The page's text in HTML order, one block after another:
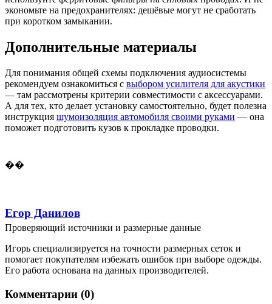
экономьте на предохранителях: дешёвые могут не сработать
при коротком замыкании.
Дополнительные материалы
Для понимания общей схемы подключения аудиосистемы
рекомендуем ознакомиться с выбором усилителя для акустики
— там рассмотрены критерии совместимости с аксессуарами.
А для тех, кто делает установку самостоятельно, будет полезна
инструкция шумоизоляция автомобиля своими руками — она
поможет подготовить кузов к прокладке проводки.
��
Егор Данилов
Проверяющий источники и размерные данные
Игорь специализируется на точности размерных сеток и
помогает покупателям избежать ошибок при выборе одежды.
Его работа основана на данных производителей.
Комментарии (0)